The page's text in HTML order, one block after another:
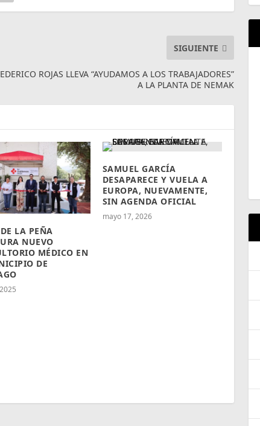
SIGUIENTE
ROJAS LLEVA “AYUDAMOS A LOS TRABAJADORES”
A LA PLANTA DE NEMAK
LA PEÑA
NUEVO
MÉDICO EN
DE
SAMUEL GARCÍA
DESAPARECE Y VUELA A
EUROPA, NUEVAMENTE,
SIN AGENDA OFICIAL
mayo 17, 2026